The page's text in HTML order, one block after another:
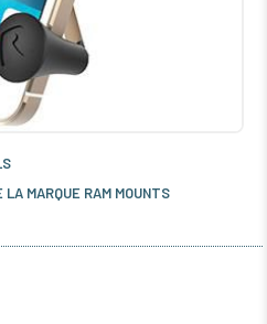
MARQUE RAM MOUNTS